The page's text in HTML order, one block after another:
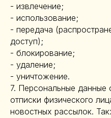
- извлечение;
- использование;
- передача
доступ);
- блокирование;
- удаление;
- уничтожение.
7. Персональные данные
отписки физического
новостных рассылок.